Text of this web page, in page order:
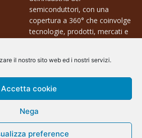
il nostro sito web ed i nostri servizi.
Accetta cookie
Nega
preference
semiconduttori, con una
copertura a 360° che coinvolge
tecnologie, prodotti, mercati e
Contatti:
info@arscommunication.it